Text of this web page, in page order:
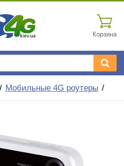
Корзина
Мобильные 4G роутеры